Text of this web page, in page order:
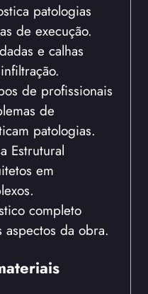
patologias
de execução.
e calhas
de profissionais
de
patologias.
Estrutural
em
completo
da obra.